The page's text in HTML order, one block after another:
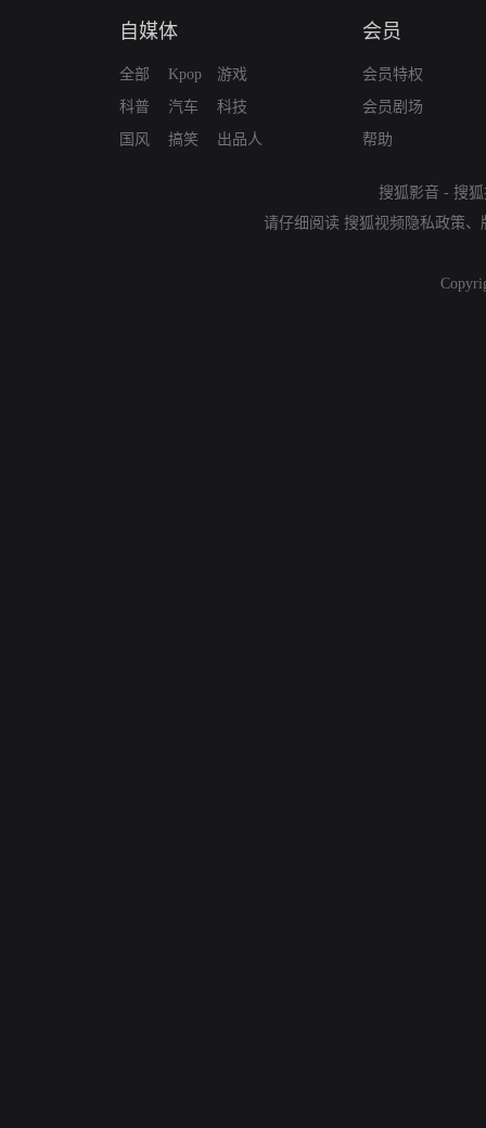
自媒体
全部
科普
国风
Kpop
汽车
搞笑
游戏
科技
出品人
会员
会员特权
会员剧场
帮助
搜狐影音 - 搜
请仔细阅读 搜狐视频隐私政策、